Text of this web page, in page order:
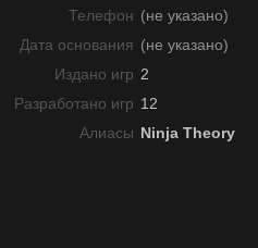
Телефон (не указано)
Дата основания (не указано)
Издано игр 2
Разработано игр 12
Алиасы Ninja Theory